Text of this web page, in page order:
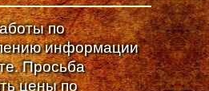
по
информации
Просьба
цены по